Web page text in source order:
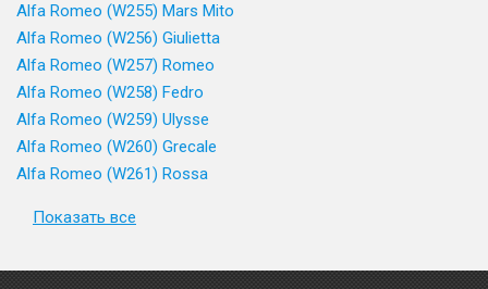
Alfa Romeo (W255) Mars Mito
Alfa Romeo (W256) Giulietta
Alfa Romeo (W257) Romeo
Alfa Romeo (W258) Fedro
Alfa Romeo (W259) Ulysse
Alfa Romeo (W260) Grecale
Alfa Romeo (W261) Rossa
Показать все